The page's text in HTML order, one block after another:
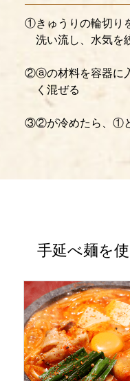
①きゅうりの輪切り
洗い流し、水気を
②ⓐの材料を容器に
く混ぜる
③②が冷めたら、①と
手延べ麺を